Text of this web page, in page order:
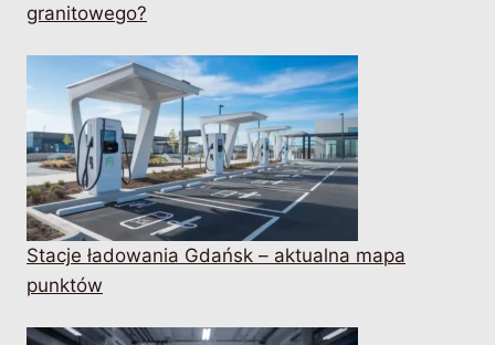
granitowego?
Stacje ładowania Gdańsk – aktualna mapa
punktów